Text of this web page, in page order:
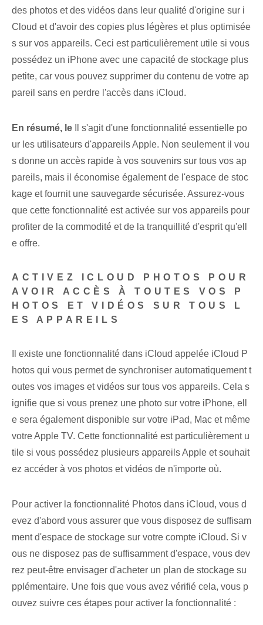
des photos et des vidéos dans leur qualité d'origine sur i
Cloud et d'avoir des copies plus légères et plus optimisée
s sur vos appareils. Ceci est particulièrement utile si vous
possédez un iPhone avec une capacité de stockage plus
petite, car vous pouvez supprimer du contenu de votre ap
pareil sans en perdre l'accès dans iCloud.
En résumé, le⁤
Il s'agit d'une fonctionnalité essentielle po
ur les utilisateurs d'appareils Apple. Non seulement il vou
s donne un accès rapide à vos souvenirs sur tous vos ap
pareils, mais il économise également de l'espace de stoc
kage et fournit une sauvegarde sécurisée. Assurez-vous
que cette fonctionnalité est activée sur vos appareils pour
profiter de la commodité et de la tranquillité d'esprit qu'ell
e offre.
ACTIVEZ ICLOUD PHOTOS POUR
AVOIR ACCÈS À TOUTES VOS P
HOTOS ET VIDÉOS SUR TOUS L
ES APPAREILS
Il existe une fonctionnalité dans iCloud appelée iCloud P
hotos qui vous permet de synchroniser automatiquement t
outes vos ‌images⁣ et vidéos⁣ sur⁢ tous vos appareils. Cela s
ignifie que si vous prenez une photo sur votre iPhone, ell
e sera également disponible sur votre iPad, Mac et même
votre Apple TV. Cette fonctionnalité est particulièrement u
tile si vous possédez plusieurs appareils Apple et souhait
ez accéder à vos photos et vidéos de n'importe où.
Pour activer la fonctionnalité Photos dans iCloud, vous d
evez d'abord vous assurer que vous disposez de suffisam
ment d'espace de stockage sur votre compte iCloud. Si v
ous ne disposez pas de suffisamment d'espace, vous dev
rez peut-être envisager d'acheter un plan de stockage su
pplémentaire. Une fois que vous avez vérifié cela, vous p
ouvez suivre ces étapes pour activer la fonctionnalité :